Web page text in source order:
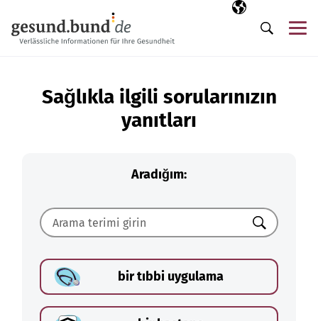
Seçili dil
TR
Arama
Sağlıkla ilgili sorularınızın
yanıtları
Aradığım:
Ara
bir tıbbi uygulama